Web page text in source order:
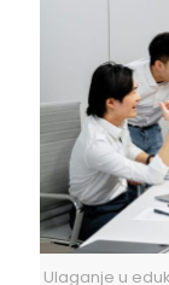
Ulaganje u